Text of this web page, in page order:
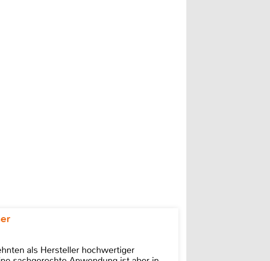
als Hersteller hochwertiger